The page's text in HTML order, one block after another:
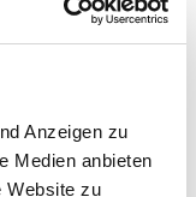
Anzeigen zu
Medien anbieten
Website zu
werden.
der mit
die auf